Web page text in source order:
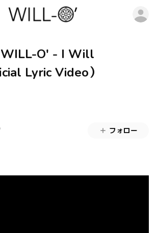
O' - I Will
Lyric Video）
フォロー